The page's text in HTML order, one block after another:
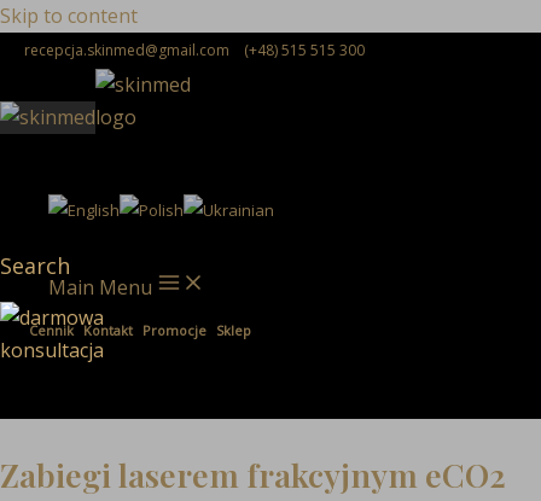
Skip to content
recepcja.skinmed@gmail.com (+48) 515 515 300
Search
Main Menu
Cennik Kontakt Promocje Sklep
Zabiegi laserem frakcyjnym eCO2